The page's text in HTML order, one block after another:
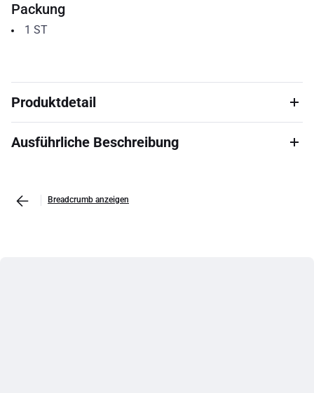
Packung
1 ST
Produktdetail
Ausführliche Beschreibung
Breadcrumb anzeigen